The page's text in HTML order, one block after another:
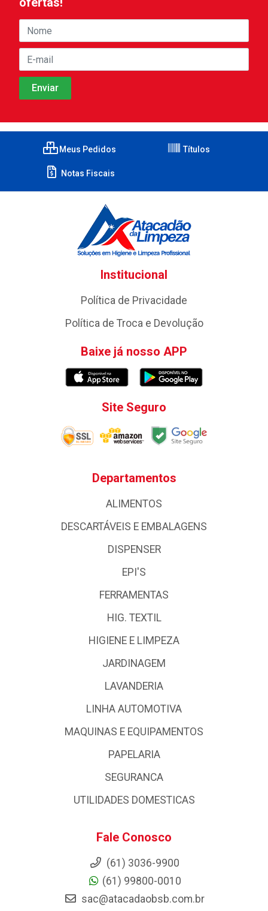
Meus Pedidos Títulos
Notas Fiscais
Institucional
Política de Privacidade
Política de Troca e Devolução
Baixe já nosso APP
Site Seguro
Departamentos
ALIMENTOS
DESCARTÁVEIS E EMBALAGENS
DISPENSER
EPI'S
FERRAMENTAS
HIG. TEXTIL
HIGIENE E LIMPEZA
JARDINAGEM
LAVANDERIA
LINHA AUTOMOTIVA
MAQUINAS E EQUIPAMENTOS
PAPELARIA
SEGURANCA
UTILIDADES DOMESTICAS
Fale Conosco
(61) 3036-9900
(61) 99800-0010
sac@atacadaobsb.com.br